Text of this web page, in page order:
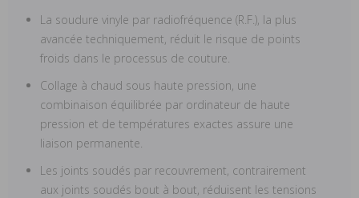
La soudure vinyle par radiofréquence (R.F.), la plus
avancée techniquement, réduit le risque de points
froids dans le processus de couture.
Collage à chaud sous haute pression, une
combinaison équilibrée par ordinateur de haute
pression et de températures exactes assure une
liaison permanente.
Les joints soudés par recouvrement, contrairement
aux joints soudés bout à bout, réduisent les tensions